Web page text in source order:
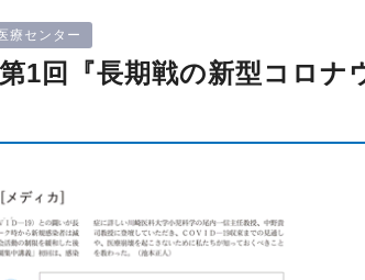
療センター
1回『長期戦の新型コロナ